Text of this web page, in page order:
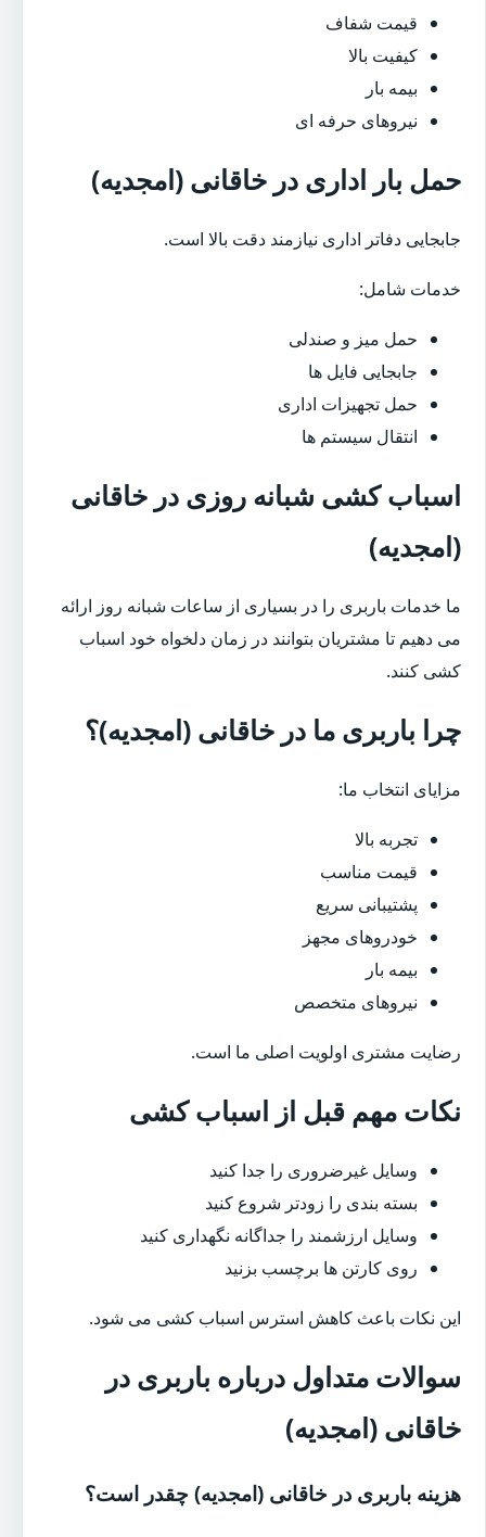
قیمت شفاف
کیفیت بالا
بیمه بار
نیروهای حرفه ای
حمل بار اداری در خاقانی (امجدیه)
جابجایی دفاتر اداری نیازمند دقت بالا است.
خدمات شامل:
حمل میز و صندلی
جابجایی فایل ها
حمل تجهیزات اداری
انتقال سیستم ها
اسباب کشی شبانه روزی در خاقانی
(امجدیه)
ما خدمات باربری را در بسیاری از ساعات شبانه روز ارائه
می دهیم تا مشتریان بتوانند در زمان دلخواه خود اسباب
کشی کنند.
چرا باربری ما در خاقانی (امجدیه)؟
مزایای انتخاب ما:
تجربه بالا
قیمت مناسب
پشتیبانی سریع
خودروهای مجهز
بیمه بار
نیروهای متخصص
رضایت مشتری اولویت اصلی ما است.
نکات مهم قبل از اسباب کشی
وسایل غیرضروری را جدا کنید
بسته بندی را زودتر شروع کنید
وسایل ارزشمند را جداگانه نگهداری کنید
روی کارتن ها برچسب بزنید
این نکات باعث کاهش استرس اسباب کشی می شود.
سوالات متداول درباره باربری در
خاقانی (امجدیه)
هزینه باربری در خاقانی (امجدیه) چقدر است؟